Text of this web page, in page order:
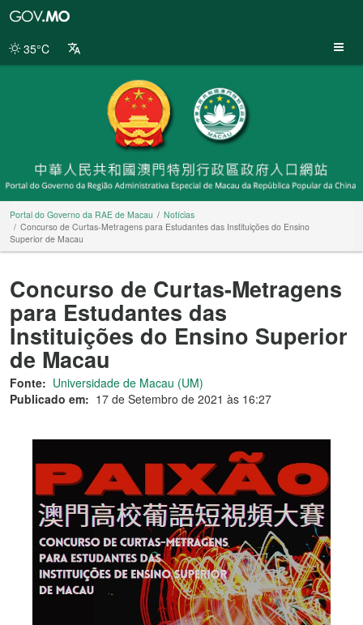
da
35°C
Portal do Governo da RAE de Macau
Notícias
Concurso de Curtas-Metragens para Estudantes das Instituições do Ensino
Superior de Macau
Concurso de Curtas-Metragens
para Estudantes das
Instituições do Ensino Superior
de Macau
Fonte: Universidade de Macau (UM)
Publicado em: 17 de Setembro de 2021 às 16:27